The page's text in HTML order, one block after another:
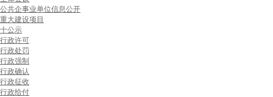
公共企事业单位信息公开
重大建设项目
十公示
行政许可
行政处罚
行政强制
行政确认
行政征收
行政给付